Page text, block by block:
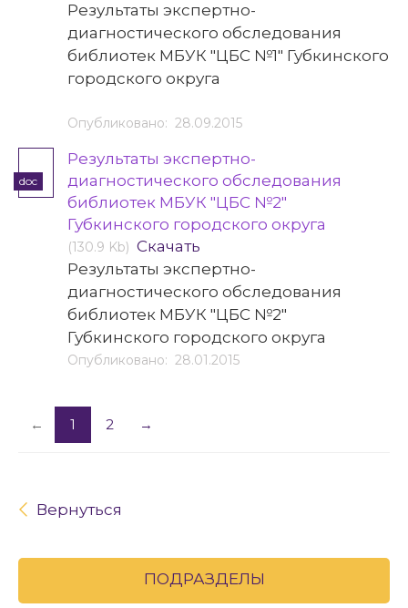
Результаты экспертно-
диагностического обследования
библиотек МБУК "ЦБС №1" Губкинского
городского округа
Опубликовано: 28.09.2015
doc
Результаты экспертно-
диагностического обследования
библиотек МБУК "ЦБС №2"
Губкинского городского округа
(130.9 Kb) Скачать
Результаты экспертно-
диагностического обследования
библиотек МБУК "ЦБС №2"
Губкинского городского округа
Опубликовано: 28.01.2015
← 1 2 →
Вернуться
ПОДРАЗДЕЛЫ